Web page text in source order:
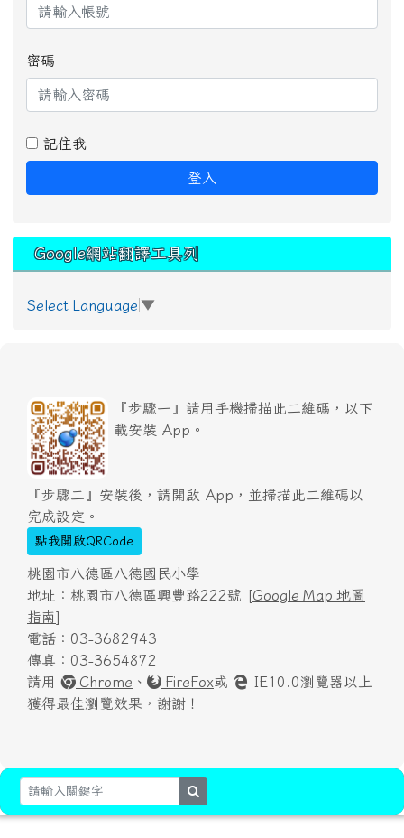
密碼
記住我
登入
Google網站翻譯工具列
Select Language ▼
『步驟一』請用手機掃描此二維碼，以下
載安裝 App。
『步驟二』安裝後，請開啟 App，並掃描此二維碼以
完成設定。
點我開啟QRCode
桃園市八德區八德國民小學
地址：桃園市八德區興豐路222號 [Google Map 地圖
指南]
電話：03-3682943
傳真：03-3654872
請用
Chrome 、 FireFox或
IE10.0瀏覽器以上
獲得最佳瀏覽效果，謝謝！